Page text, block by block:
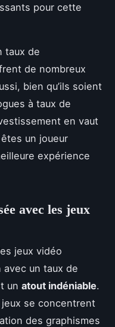
pour cette
taux de
de nombreux
bien qu’ils soient
à taux de
en vaut
un joueur
expérience
avec les jeux
jeux vidéo
un taux de
un atout indéniable.
se concentrent
des graphismes